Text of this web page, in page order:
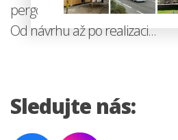
pergolou? My vám s celým
Od návrhu až po realizaci...
Sledujte nás: